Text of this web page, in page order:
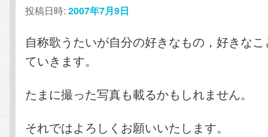
投稿日時:2007年7月9日
自称歌うたいが自分の好きなもの，好きな
ていきます。
たまに撮った写真も載るかもしれません。
それではよろしくお願いいたします。